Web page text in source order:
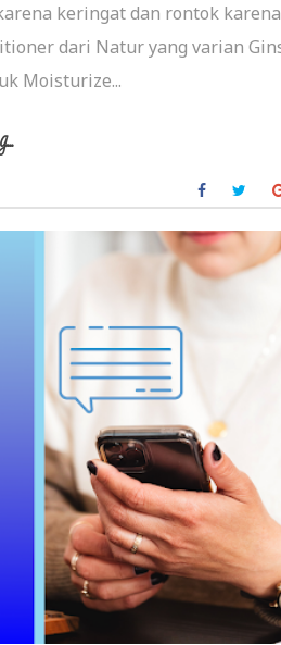
keringat dan rontok
dari Natur yang varian
Moisturize...